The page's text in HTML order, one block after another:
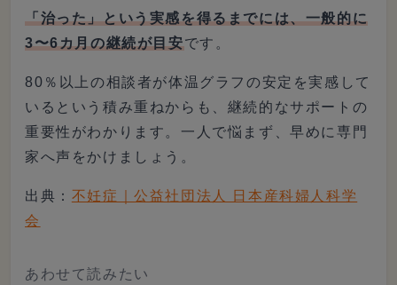
「治った」という実感を得るまでには、一般的に
3〜6カ月の継続が目安です。
80％以上の相談者が体温グラフの安定を実感して
いるという積み重ねからも、継続的なサポートの
重要性がわかります。一人で悩まず、早めに専門
家へ声をかけましょう。
出典： 不妊症｜公益社団法人 日本産科婦人科学
会
あわせて読みたい